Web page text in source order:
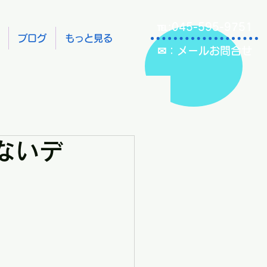
ブログ もっと見る
℡:045-595-9751
✉：メールお問合せ
いデ